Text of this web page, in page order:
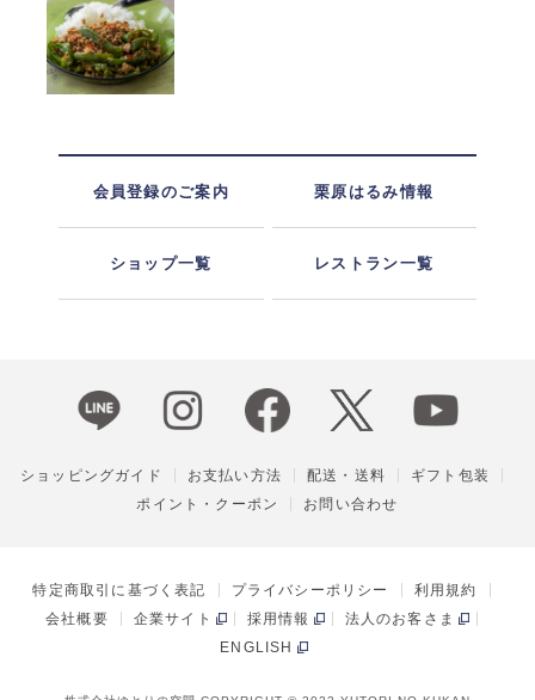
会員登録のご案内 栗原はるみ情報
ショップ一覧 レストラン一覧
ショッピングガイド お支払い方法 配送・送料
ギフト包装
ポイント・クーポン
お問い合わせ
特定商取引に基づく表記 プライバシーポリシー
利用規約
会社概要
企業サイト 採用情報
法人のお客さま
ENGLISH